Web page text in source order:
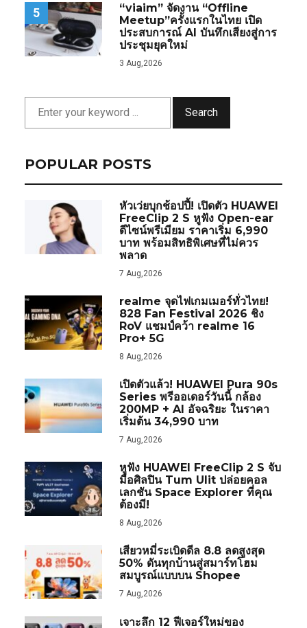
5
“viaim” จัดงาน “Offline
Meetup”ครั้งแรกในไทย เปิด
ประสบการณ์ AI บันทึกเสียงสู่การ
ประชุมยุคใหม่
3 Aug,2026
Search
POPULAR POSTS
หัวเว่ยบุกช้อปปี้! เปิดตัว HUAWEI
FreeClip 2 S หูฟัง Open-ear
ดีไซน์พรีเมียม ราคาเริ่ม 6,990
บาท พร้อมสิทธิพิเศษที่ไม่ควร
พลาด
7 Aug,2026
realme จุดไฟเกมเมอร์ทั่วไทย!
828 Fan Festival 2026 ชิง
RoV แชมป์คว้า realme 16
Pro+ 5G
8 Aug,2026
เปิดตัวแล้ว! HUAWEI Pura 90s
Series พรีออเดอร์วันนี้ กล้อง
200MP + AI อัจฉริยะ ในราคา
เริ่มต้น 34,990 บาท
7 Aug,2026
หูฟัง HUAWEI FreeClip 2 S จับ
มือศิลปิน Tum Ulit ปล่อยคอล
เลกชัน Space Explorer ที่คุณ
ต้องมี!
8 Aug,2026
เสียวหมี่ระเบิดดีล 8.8 ลดสูงสุด
50% ดันทุกบ้านสู่สมาร์ทโฮม
สมบูรณ์แบบบน Shopee
7 Aug,2026
เจาะลึก 12 ฟีเจอร์ใหม่ของ